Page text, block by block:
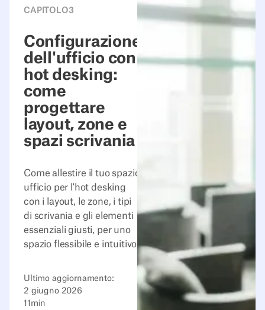
CAPITOLO3
Configurazione
dell'ufficio con
hot desking:
come
progettare
layout, zone e
spazi scrivania
Come allestire il tuo spazio
ufficio per l'hot desking
con i layout, le zone, i tipi
di scrivania e gli elementi
essenziali giusti, per uno
spazio flessibile e intuitivo.
Ultimo aggiornamento:
2 giugno 2026
11 min